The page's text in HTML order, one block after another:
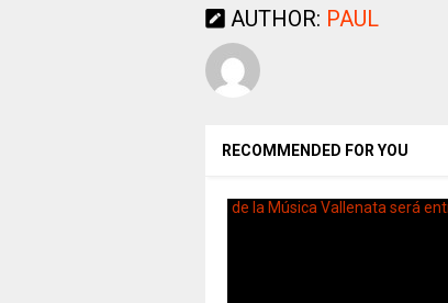
AUTHOR: PAUL
RECOMMENDED FOR YOU